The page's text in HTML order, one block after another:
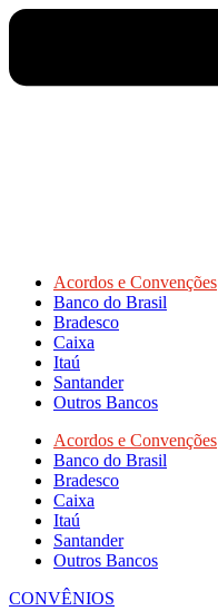
Acordos e Convenções
Banco do Brasil
Bradesco
Caixa
Itaú
Santander
Outros Bancos
Acordos e Convenções
Banco do Brasil
Bradesco
Caixa
Itaú
Santander
Outros Bancos
CONVÊNIOS